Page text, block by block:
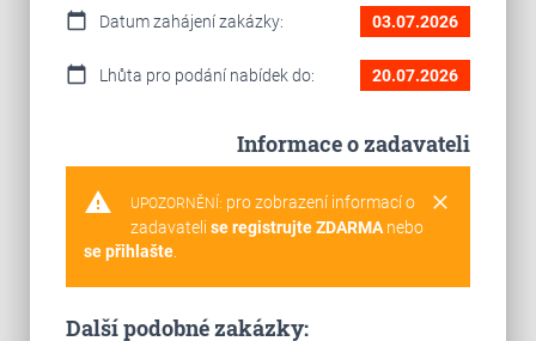
calendar_today Datum zahájení zakázky: 03.07.2026
calendar_today Lhůta pro podání nabídek do: 20.07.2026
Informace o zadavateli
warning clear
UPOZORNĚNÍ: pro zobrazení informací o
zadavateli se registrujte ZDARMAnebo
se přihlašte.
Další podobné zakázky: